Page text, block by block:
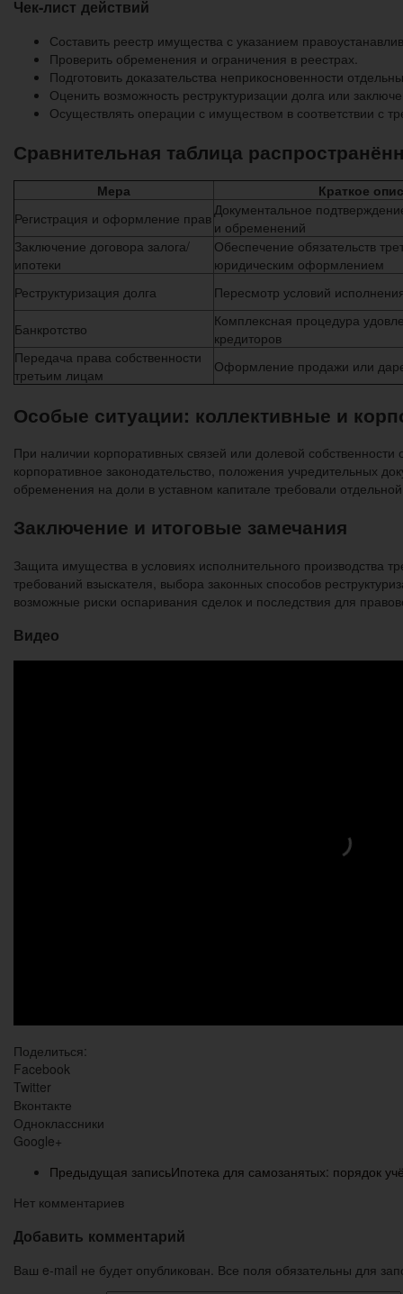
Чек-лист действий
Составить реестр имущества с указанием
Проверить обременения и ограничения в реестрах.
Подготовить доказательства неприкосновенности
Оценить возможность реструктуризации долга или
Осуществлять операции с имуществом в соответствии с
Сравнительная таблица
Мера
Краткое
Регистрация и оформление правДокументальное
и обременений
Заключение договора залога/
ипотеки
Обеспечение обязательств
юридическим оформлением
Реструктуризация долга
Пересмотр условий
Банкротство
Комплексная процедура
кредиторов
Передача права собственности
третьим лицам
Оформление продажи или
Особые ситуации: коллективные и
При наличии корпоративных связей или долевой
корпоративное законодательство, положения учредительных
обременения на доли в уставном капитале требовали
Заключение и итоговые замечания
Защита имущества в условиях исполнительного производства
требований взыскателя, выбора законных способов
возможные риски оспаривания сделок и последствия для
Видео
Поделиться:
Facebook
Twitter
Вконтакте
Одноклассники
Google+
Предыдущая записьИпотека для самозанятых: порядок
Нет комментариев
Добавить комментарий
Ваш e-mail не будет опубликован. Все поля обязательны для